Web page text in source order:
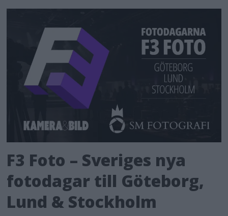
F3 Foto – Sveriges nya
fotodagar till Göteborg,
Lund & Stockholm